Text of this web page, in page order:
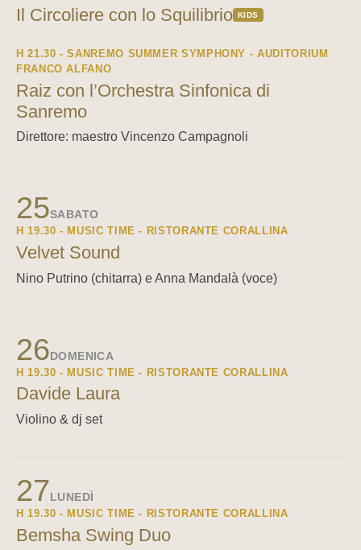
Il Circoliere con lo Squilibrio KIDS
H 21.30 - SANREMO SUMMER SYMPHONY - AUDITORIUM
FRANCO ALFANO
Raiz con l’Orchestra Sinfonica di
Sanremo
Direttore: maestro Vincenzo Campagnoli
25SABATO
H 19.30 - MUSIC TIME - RISTORANTE CORALLINA
Velvet Sound
Nino Putrino (chitarra) e Anna Mandalà (voce)
26DOMENICA
H 19.30 - MUSIC TIME - RISTORANTE CORALLINA
Davide Laura
Violino & dj set
27 LUNEDÌ
H 19.30 - MUSIC TIME - RISTORANTE CORALLINA
Bemsha Swing Duo